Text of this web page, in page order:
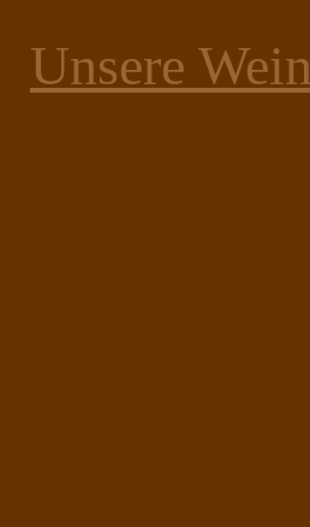
Unsere